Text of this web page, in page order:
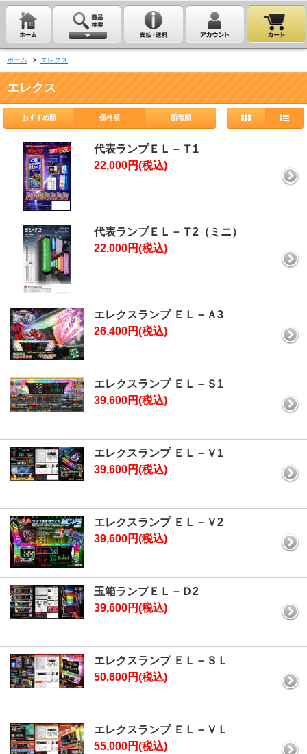
ホーム > エレクス
エレクス
おすすめ順 価格順 新着順
代表ランプＥＬ－Ｔ1
22,000円(税込)
代表ランプＥＬ－Ｔ2（ミニ）
22,000円(税込)
エレクスランプ ＥＬ－Ａ3
26,400円(税込)
エレクスランプ ＥＬ－Ｓ1
39,600円(税込)
エレクスランプ ＥＬ－Ｖ1
39,600円(税込)
エレクスランプ ＥＬ－Ｖ2
39,600円(税込)
玉箱ランプＥＬ－Ｄ2
39,600円(税込)
エレクスランプ ＥＬ－ＳＬ
50,600円(税込)
エレクスランプ ＥＬ－ＶＬ
55,000円(税込)